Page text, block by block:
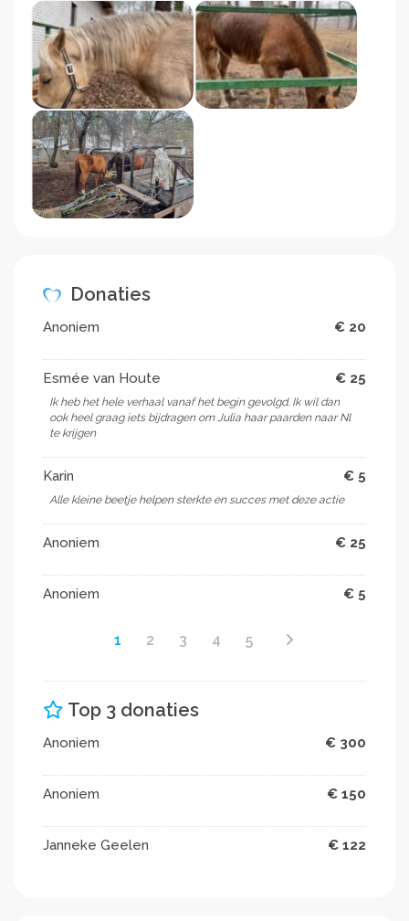
Donaties
Anoniem € 20
Esmée van Houte € 25
Ik heb het hele verhaal vanaf het begin gevolgd. Ik wil dan
ook heel graag iets bijdragen om Julia haar paarden naar Nl
te krijgen
Karin € 5
Alle kleine beetje helpen sterkte en succes met deze actie
Anoniem € 25
Anoniem € 5
1 2 3 4 5
Top 3 donaties
Anoniem € 300
Anoniem € 150
Janneke Geelen € 122